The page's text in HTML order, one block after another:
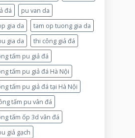
đá
pu van da
gia da
tam op tuong gia da
gia da
thi công giả đá
tấm pu giả đá
tấm pu giả đá Hà Nội
tấm pu giả đá tại Hà Nội
tấm pu vân đá
tấm ốp 3d vân đá
giả gạch